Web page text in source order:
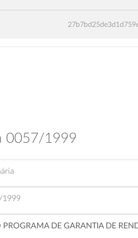
0057/1999
1999
PROGRAMA DE GARANTIA DE